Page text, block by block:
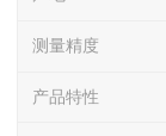
测量精度
产品特性